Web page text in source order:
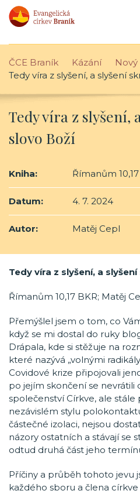
ČCE Braník Kázání
Tedy víra z slyšení, a slyšení
Tedy víra z slyšení,
slovo Boží
Kniha: Římanům
Datum: 4. 7. 2024
Autor: Matěj Cepl
Tedy víra z slyšení, a
Římanům 10,17 BKR; Matěj
Přemýšlel jsem o tom, co
když se mi dostal do ruky
Drápala, kde si stěžuje na
které nazývá „volnými
Covidové krize připojovali
po jejím skončení se nevrátili
společenství Církve, ale
nezávislém stylu
částečné izolaci, nejsou
názory ostatních a stávají se
odtud druhá část jeho
Příčiny a průběh tohoto jevu
každého sboru a člena